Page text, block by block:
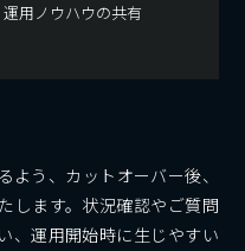
用ノウハウの共有
う、カットオーバー後、
します。状況確認やご質問
、運用開始時に生じやすい